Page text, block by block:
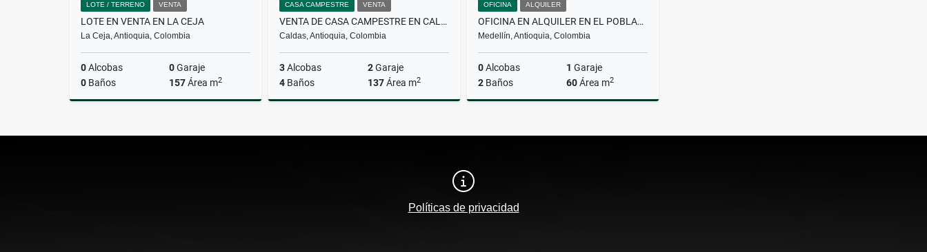
LOTE / TERRENO VENTA
LOTE EN VENTA EN LA CEJA
La Ceja, Antioquia, Colombia
0Alcobas 0Garaje
0 Baños 157Área m2
$550.000.000
CASA CAMPESTRE VENTA
VENTA DE CASA CAMPESTRE EN CALDAS
Caldas, Antioquia, Colombia
3Alcobas 2Garaje
4 Baños 137Área m2
$900.000.000
OFICINA ALQUILER
OFICINA EN ALQUILER EN EL POBLADO
Medellín, Antioquia, Colombia
0Alcobas 1 Garaje
2 Baños 60Área m2
$4.700.000
Políticas de privacidad